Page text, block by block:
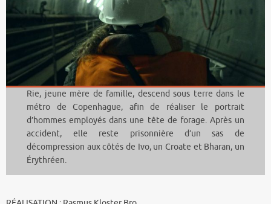
Rie, jeune mère de famille, descend sous terre dans le
métro de Copenhague, afin de réaliser le portrait
d’hommes employés dans une tête de forage. Après un
accident, elle reste prisonnière d’un sas de
décompression aux côtés de Ivo, un Croate et Bharan, un
Érythréen.